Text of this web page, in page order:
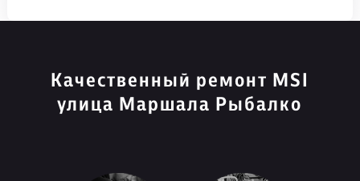
Качественный ремонт MSI
улица Маршала Рыбалко